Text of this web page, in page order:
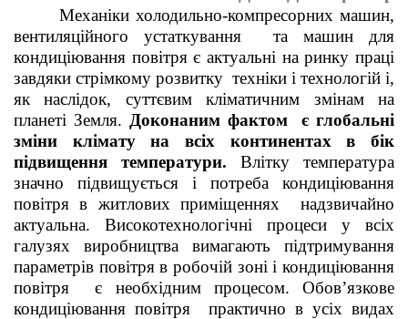
Механіки холодильно-компресорних машин,
вентиляційного устаткування та машин для
кондиціювання повітря є актуальні на ринку праці
завдяки стрімкому розвитку техніки і технологій і,
як наслідок, суттєвим кліматичним змінам на
планеті Земля. Доконаним фактом є глобальні
зміни клімату на всіх континентах в бік
підвищення температури. Влітку температура
значно підвищується і потреба кондиціювання
повітря в житлових приміщеннях надзвичайно
актуальна. Високотехнологічні процеси у всіх
галузях виробництва вимагають підтримування
параметрів повітря в робочій зоні і кондиціювання
повітря є необхідним процесом. Обов’язкове
кондиціювання повітря практично в усіх видах